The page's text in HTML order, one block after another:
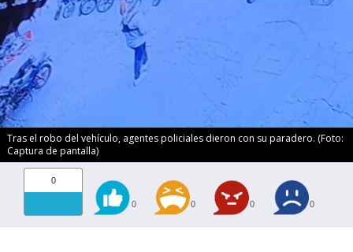
Tras el robo del vehículo, agentes policiales dieron con su paradero. (Foto:
Captura de pantalla)
0
0 0 0 0